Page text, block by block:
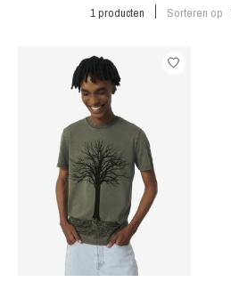
1 producten Sorteren op